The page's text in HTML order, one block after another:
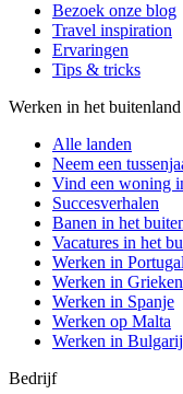
Bezoek onze blog
Travel inspiration
Ervaringen
Tips & tricks
Werken in het buitenland
Alle landen
Neem een
Vind een woning
Succesverhalen
Banen in het
Vacatures in het
Werken in
Werken in
Werken in Spanje
Werken op Malta
Werken in
Bedrijf